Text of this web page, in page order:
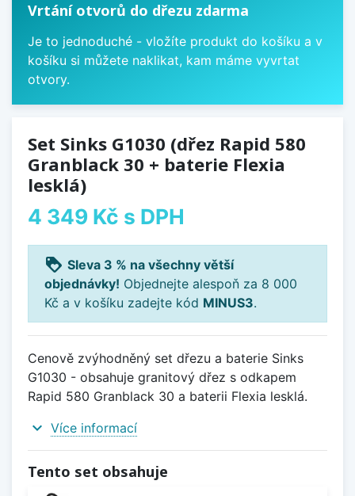
Vrtání otvorů do dřezu zdarma
Je to jednoduché - vložíte produkt do košíku a v
košíku si můžete naklikat, kam máme vyvrtat
otvory.
Set Sinks G1030 (dřez Rapid 580
Granblack 30 + baterie Flexia
lesklá)
4 349 Kč s DPH
loyalty Sleva 3 % na všechny větší
objednávky! Objednejte alespoň za 8 000
Kč a v košíku zadejte kód MINUS3.
Cenově zvýhodněný set dřezu a baterie Sinks
G1030 - obsahuje granitový dřez s odkapem
Rapid 580 Granblack 30 a baterii Flexia lesklá.
expand_more Více informací
Tento set obsahuje